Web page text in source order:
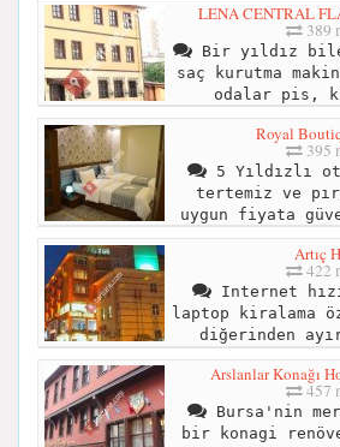
LENA CENTRAL
389
Bir yıldız
saç kurutma
odalar pis,
Royal
395
5 Yıldızlı
tertemiz ve
uygun fiyata
Artıç
422
Internet
laptop kiralama
diğerinden
Arslanlar Konağı
457
Bursa'nin
bir konagi